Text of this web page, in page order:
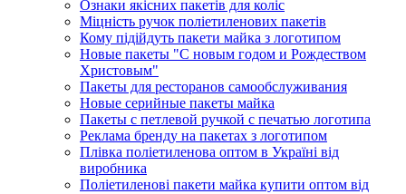
Ознаки якісних пакетів для коліс
Міцність ручок поліетиленових пакетів
Кому підійдуть пакети майка з логотипом
Новые пакеты "С новым годом и Рождеством
Христовым"
Пакеты для ресторанов самообслуживания
Новые серийные пакеты майка
Пакеты с петлевой ручкой с печатью логотипа
Реклама бренду на пакетах з логотипом
Плівка поліетиленова оптом в Україні від
виробника
Поліетиленові пакети майка купити оптом від